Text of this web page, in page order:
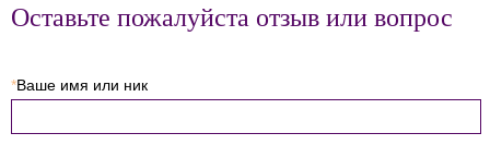
Оставьте пожалуйста отзыв или вопрос
*Ваше имя или ник